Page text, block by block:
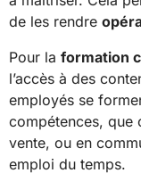
de les rendre
Pour la formation
l’accès à des
employés se
compétences, que
vente, ou en
emploi du temps.